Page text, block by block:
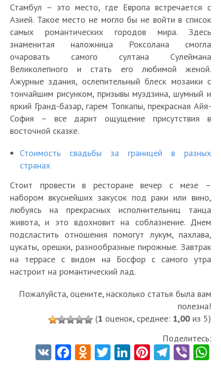
Стамбул – это место, где Европа встречается с
Азией. Такое место не могло бы не войти в список
самых романтических городов мира. Здесь
знаменитая наложница Роксолана смогла
очаровать самого султана Сулеймана
Великолепного и стать его любимой женой.
Ажурные здания, ослепительный блеск мозаики с
тончайшим рисунком, призывы муэдзина, шумный и
яркий Гранд-базар, гарем Топкапы, прекрасная Айя-
София – все дарит ощущение присутствия в
восточной сказке.
Стоимость свадьбы за границей в разных
странах
Стоит провести в ресторане вечер с мезе –
набором вкуснейших закусок под раки или вино,
любуясь на прекрасных исполнительниц танца
живота, и это вдохновит на соблазнение. Днем
подсластить отношения помогут лукум, пахлава,
цукаты, орешки, разнообразные пирожные. Завтрак
на террасе с видом на Босфор с самого утра
настроит на романтический лад.
Пожалуйста, оцените, насколько статья была вам
полезна!
(1 оценок, среднее: 1,00 из 5)
Поделитесь:
V Fa O T Li Pi Te Vi